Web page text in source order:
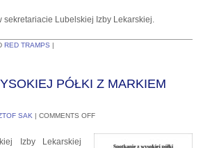
sekretariacie Lubelskiej Izby Lekarskiej.
RED TRAMPS |
PÓŁKI Z MARKIEM
SAK | COMMENTS OFF
Izby Lekarskiej